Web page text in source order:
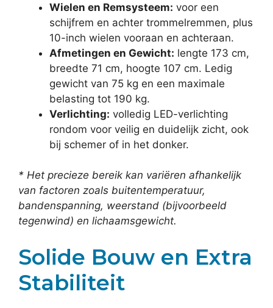
Wielen en Remsysteem: voor een
schijfrem en achter trommelremmen, plus
10-inch wielen vooraan en achteraan.
Afmetingen en Gewicht: lengte 173 cm,
breedte 71 cm, hoogte 107 cm. Ledig
gewicht van 75 kg en een maximale
belasting tot 190 kg.
Verlichting: volledig LED-verlichting
rondom voor veilig en duidelijk zicht, ook
bij schemer of in het donker.
* Het precieze bereik kan variëren afhankelijk
van factoren zoals buitentemperatuur,
bandenspanning, weerstand (bijvoorbeeld
tegenwind) en lichaamsgewicht.
Solide Bouw en Extra
Stabiliteit